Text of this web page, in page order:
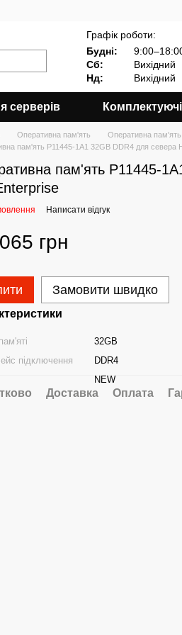
Графік роботи:
Будні:
Сб:
Вихідний
Нд:
Вихідний
серверів
Оперативна пам'ять
Оперативна
пам'ять P11445-1A1 32GB DDR4 для севера
пам'ять P11445-
Написати відгук
грн
Замовити швидко
32GB
підключення
DDR4
NEW
Доставка Оплата